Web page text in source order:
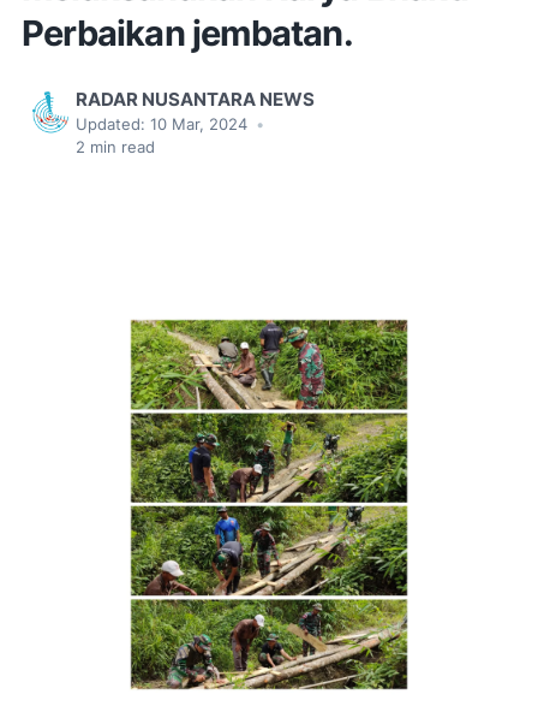
Perbaikan jembatan.
RADAR NUSANTARA NEWS
Updated: 10 Mar, 2024 •
2 min read